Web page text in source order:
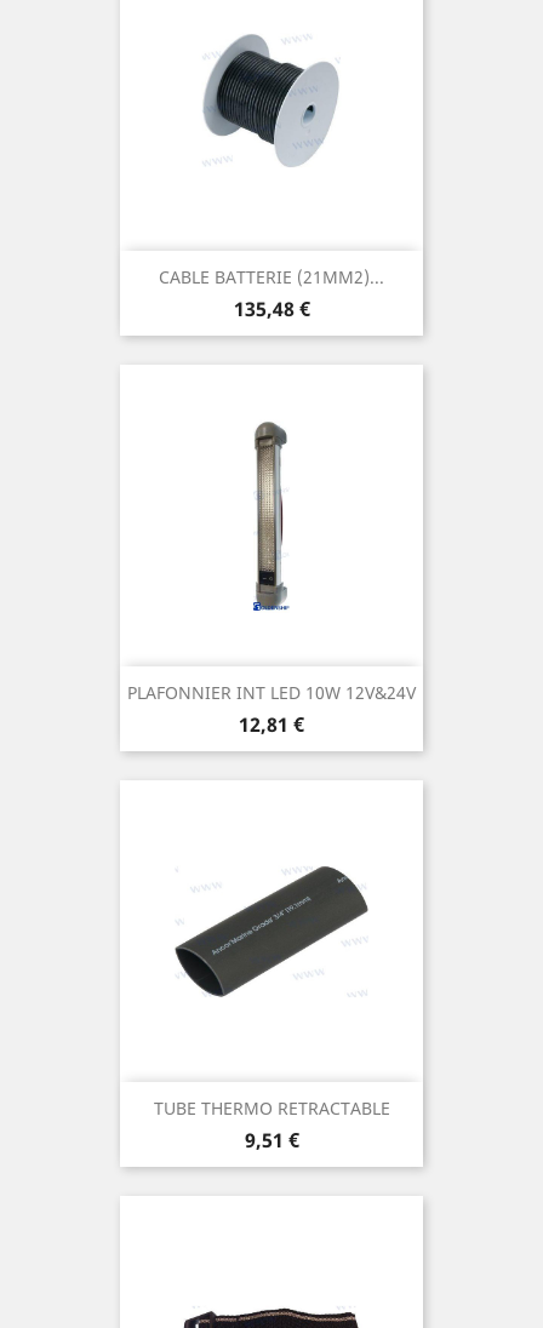
CABLE BATTERIE (21MM2)...
Prix
135,48 €
PLAFONNIER INT LED 10W 12V&24V
Prix
12,81 €
TUBE THERMO RETRACTABLE
Prix
9,51 €